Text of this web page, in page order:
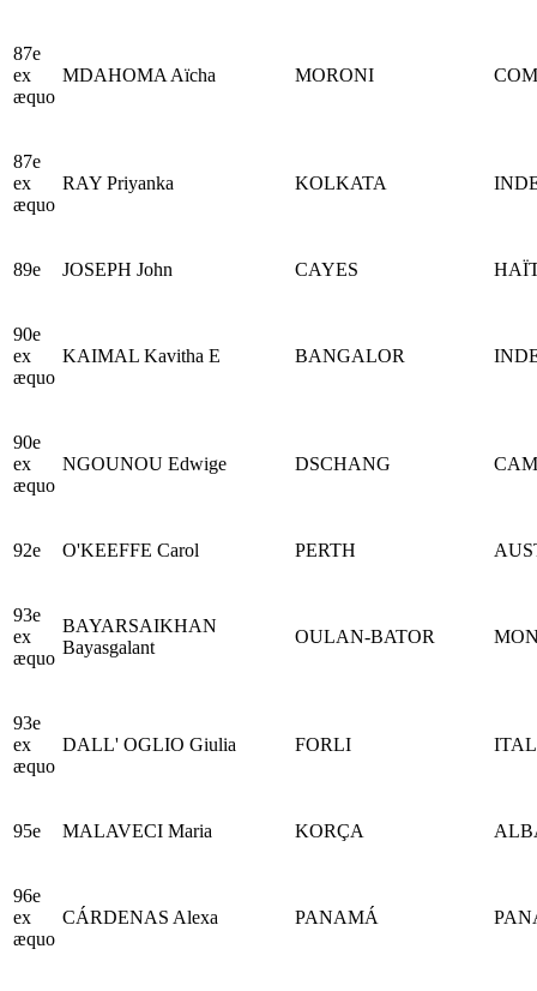
87e
ex
æquo
MDAHOMA Aïcha MORONI
87e
ex
æquo
RAY Priyanka KOLKATA
89e JOSEPH John CAYES
90e
ex
æquo
KAIMAL Kavitha E BANGALOR
90e
ex
æquo
NGOUNOU Edwige DSCHANG
92e O'KEEFFE Carol PERTH
93e
ex
æquo
BAYARSAIKHAN
Bayasgalant
OULAN-BATOR
93e
ex
æquo
DALL' OGLIO Giulia FORLI
95e MALAVECI Maria KORÇA
96e
ex
æquo
CÁRDENAS Alexa PANAMÁ